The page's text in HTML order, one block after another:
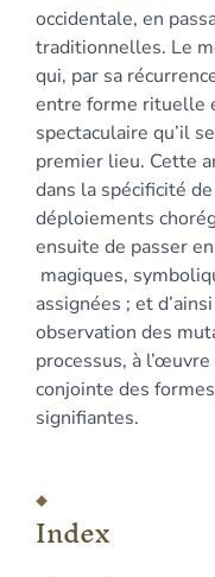
occidentale, en
traditionnelles. Le
qui, par sa
entre forme rituelle
spectaculaire qu’il
premier lieu. Cette
dans la spécificité
déploiements
ensuite de passer
magiques,
assignées ; et
observation des
processus, à
conjointe des
signifiantes.
Index